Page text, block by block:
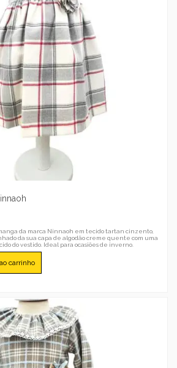
da marca Ninnaoh em tecido tartan cinzento,
da sua capa de algodão creme quente com uma
do vestido. Ideal para ocasiões de inverno.
carrinho